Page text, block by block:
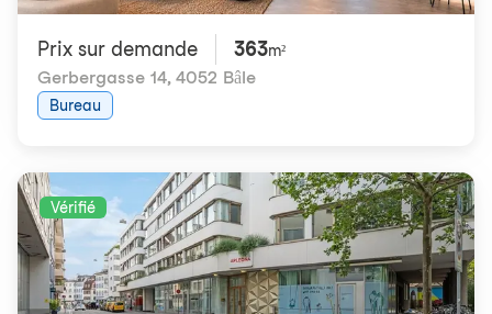
Prix ​​sur demande 363m²
Gerbergasse 14, 4052 Bâle
Bureau
Vérifié